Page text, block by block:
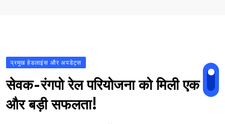
प्रमुख हेडलाइंस और अपडेट्स
सेवक-रंगपो रेल परियोजना को मिली एक
और बड़ी सफलता!